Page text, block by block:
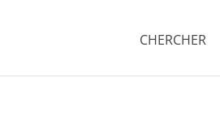
CHERCHER